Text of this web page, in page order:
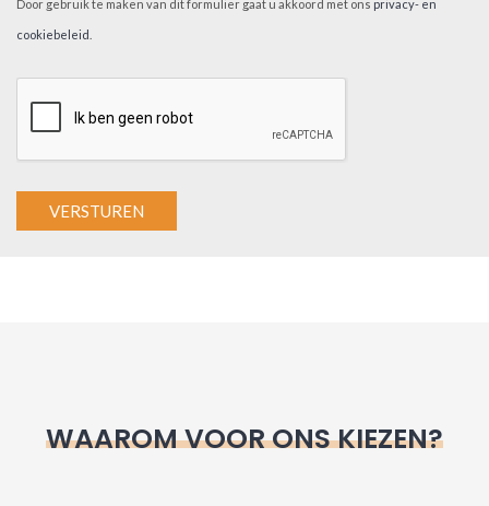
Door gebruik te maken van dit formulier gaat u akkoord met ons privacy- en
cookiebeleid
WAAROM VOOR ONS KIEZEN?